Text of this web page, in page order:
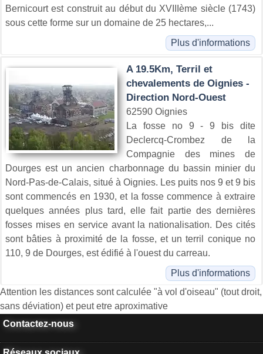
Bernicourt est construit au début du XVIIIème siècle (1743)
sous cette forme sur un domaine de 25 hectares,...
Plus d'informations
A 19.5Km, Terril et
chevalements de Oignies -
Direction Nord-Ouest
62590 Oignies
La fosse no 9 - 9 bis dite
Declercq-Crombez de la
Compagnie des mines de
Dourges est un ancien charbonnage du bassin minier du
Nord-Pas-de-Calais, situé à Oignies. Les puits nos 9 et 9 bis
sont commencés en 1930, et la fosse commence à extraire
quelques années plus tard, elle fait partie des dernières
fosses mises en service avant la nationalisation. Des cités
sont bâties à proximité de la fosse, et un terril conique no
110, 9 de Dourges, est édifié à l'ouest du carreau.
Plus d'informations
Attention les distances sont calculée "à vol d'oiseau" (tout droit,
sans déviation) et peut etre aproximative
Contactez-nous